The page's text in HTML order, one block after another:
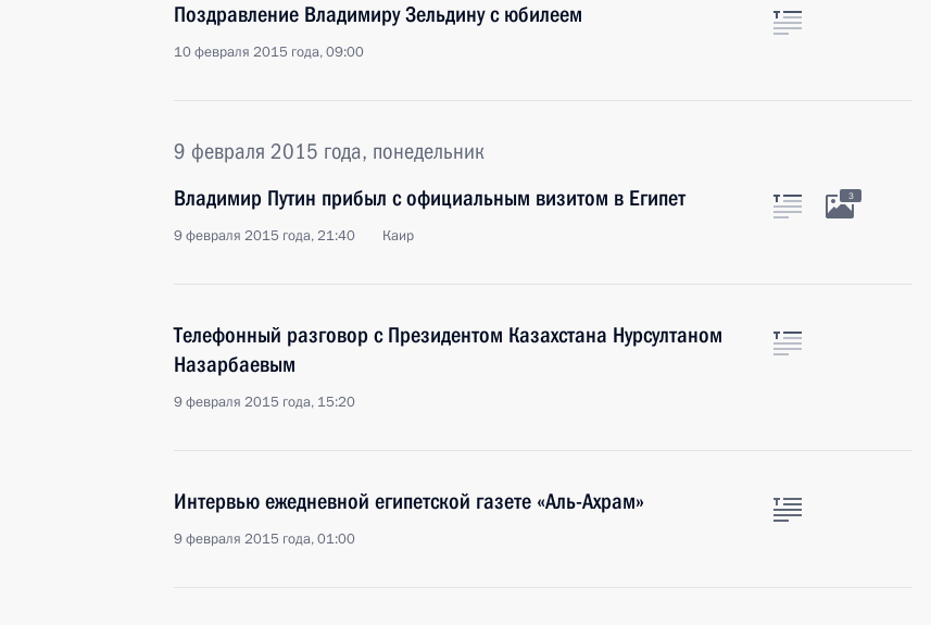
Поздравление Владимиру Зельдину с юбилеем
10 февраля 2015 года, 09:00
9 февраля 2015 года, понедельник
Владимир Путин прибыл с официальным визитом в Египет
9 февраля 2015 года, 21:40 Каир
3
Телефонный разговор с Президентом Казахстана Нурсултаном
Назарбаевым
9 февраля 2015 года, 15:20
Интервью ежедневной египетской газете «Аль-Ахрам»
9 февраля 2015 года, 01:00